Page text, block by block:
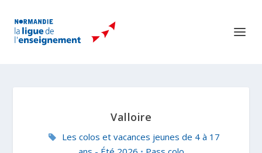
Valloire
Les colos et vacances jeunes de 4 à 17